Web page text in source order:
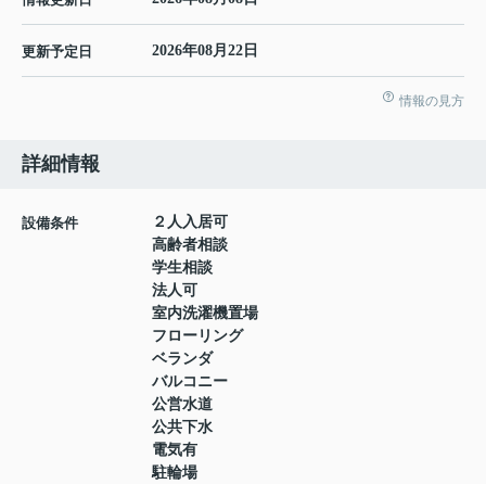
更新予定日 2026年08月22日
情報の見方
詳細情報
設備条件
２人入居可
高齢者相談
学生相談
法人可
室内洗濯機置場
フローリング
ベランダ
バルコニー
公営水道
公共下水
電気有
駐輪場